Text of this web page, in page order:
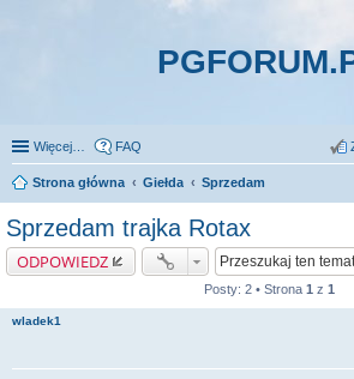
Więcej… FAQ
Strona główna Giełda
Sprzedam
Sprzedam trajka Rotax
ODPOWIEDZ
Posty: 2 • Strona 1 z 1
wladek1